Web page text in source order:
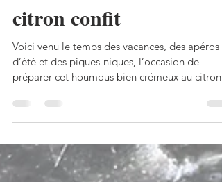
Houmous crémeux au
citron confit
Voici venu le temps des vacances, des apéros
d’été et des piques-niques, l’occasion de
4 personnes: 1 petite boîte de pois-chiches, 1/
oignon, 2 c.a soupe de purée de noix de cajou
(d’amandes ou de sésame blond), 1 gousse